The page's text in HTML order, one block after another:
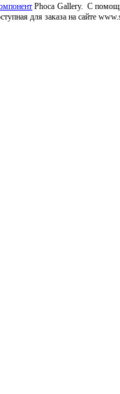
Phoca Gallery. С
для заказа на сайте